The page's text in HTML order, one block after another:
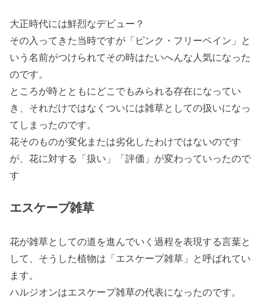
大正時代には鮮烈なデビュー？
その入ってきた当時ですが「 ピンク・フリーペイン 」と
いう名前がつけられてその時はたいへんな人気になった
のです。
ところが時とともにどこでもみられる存在になってい
き、それだけではなくついには雑草としての扱いになっ
てしまったのです。
花そのものが変化または劣化したわけではないのです
が、花に対する「扱い」「評価」が変わっていったので
す
エスケープ雑草
花が雑草としての道を進んでいく過程を表現する言葉と
して、そうした植物は「エスケープ雑草 」と呼ばれてい
ます。
ハルジオンはエスケープ雑草の代表になったのです。